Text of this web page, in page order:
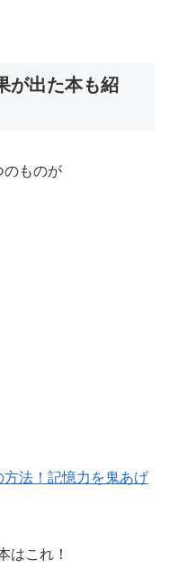
が出た本も紹
のものが
法！記憶力を鬼あげ
はこれ！